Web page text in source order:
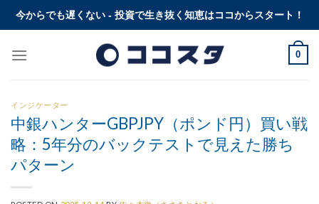
Skip今からでも遅くない - 投資で生き抜く知恵はココからスタート！
0
インジケーター
中銀ハンターGBPJPY（ポンド円）買い戦
略：5年分のバックテストで見えた勝ち
パターン